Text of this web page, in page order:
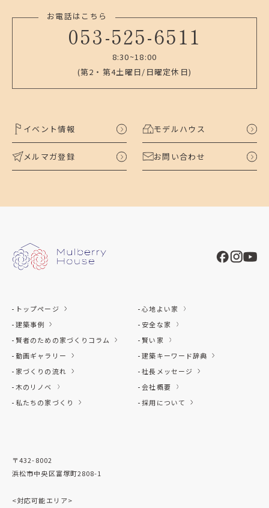
お電話はこちら
053-525-6511
8:30~18:00
(第2・第4土曜日/日曜定休日)
イベント情報 モデルハウス
メルマガ登録 お問い合わせ
トップページ
建築事例
賢者のための家づくりコラム
動画ギャラリー
家づくりの流れ
木のリノベ
私たちの家づくり
心地よい家
安全な家
賢い家
建築キーワード辞典
社長メッセージ
会社概要
採用について
〒432-8002
浜松市中央区富塚町2808-1
<対応可能エリア>